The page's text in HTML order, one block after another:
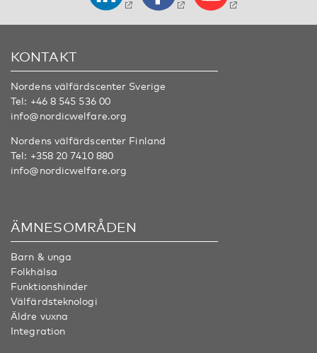
KONTAKT
Nordens välfärdscenter Sverige
Tel: +46 8 545 536 00
info@nordicwelfare.org
Nordens välfärdscenter Finland
Tel: +358 20 7410 880
info@nordicwelfare.org
ÄMNESOMRÅDEN
Barn & unga
Folkhälsa
Funktionshinder
Välfärdsteknologi
Äldre vuxna
Integration